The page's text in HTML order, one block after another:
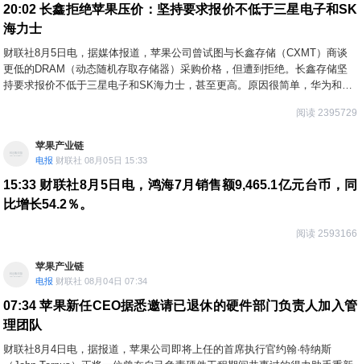
20:02 长鑫拒绝苹果压价：坚持要求报价不低于三星电子和SK
海力士
财联社8月5日电，据媒体报道，苹果公司曾试图与长鑫存储（CXMT）商谈
更低的DRAM（动态随机存取存储器）采购价格，但遭到拒绝。长鑫存储坚
持要求报价不低于三星电子和SK海力士，甚至更高。原因很简单，华为和小
需迁就苹果公司苛刻的条件。报道指出，大型科技公司此前常利用“若诉求未
切断。
阅读 2395729
苹果产业链
电报 财联社 08月05日 15:33
15:33 财联社8月5日电，鸿海7月销售额9,465.1亿元台币，同
比增长54.2％。
阅读 2593166
苹果产业链
电报 财联社 08月04日 07:34
07:34 苹果新任CEO据悉邀请已退休的硬件部门负责人加入管
理团队
财联社8月4日电，据报道，苹果公司即将上任的首席执行官约翰·特纳斯